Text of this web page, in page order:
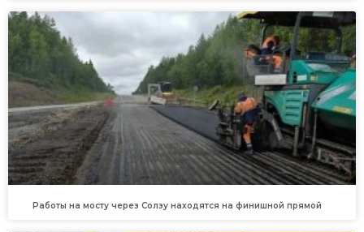
Работы на мосту через Солзу находятся на финишной прямой